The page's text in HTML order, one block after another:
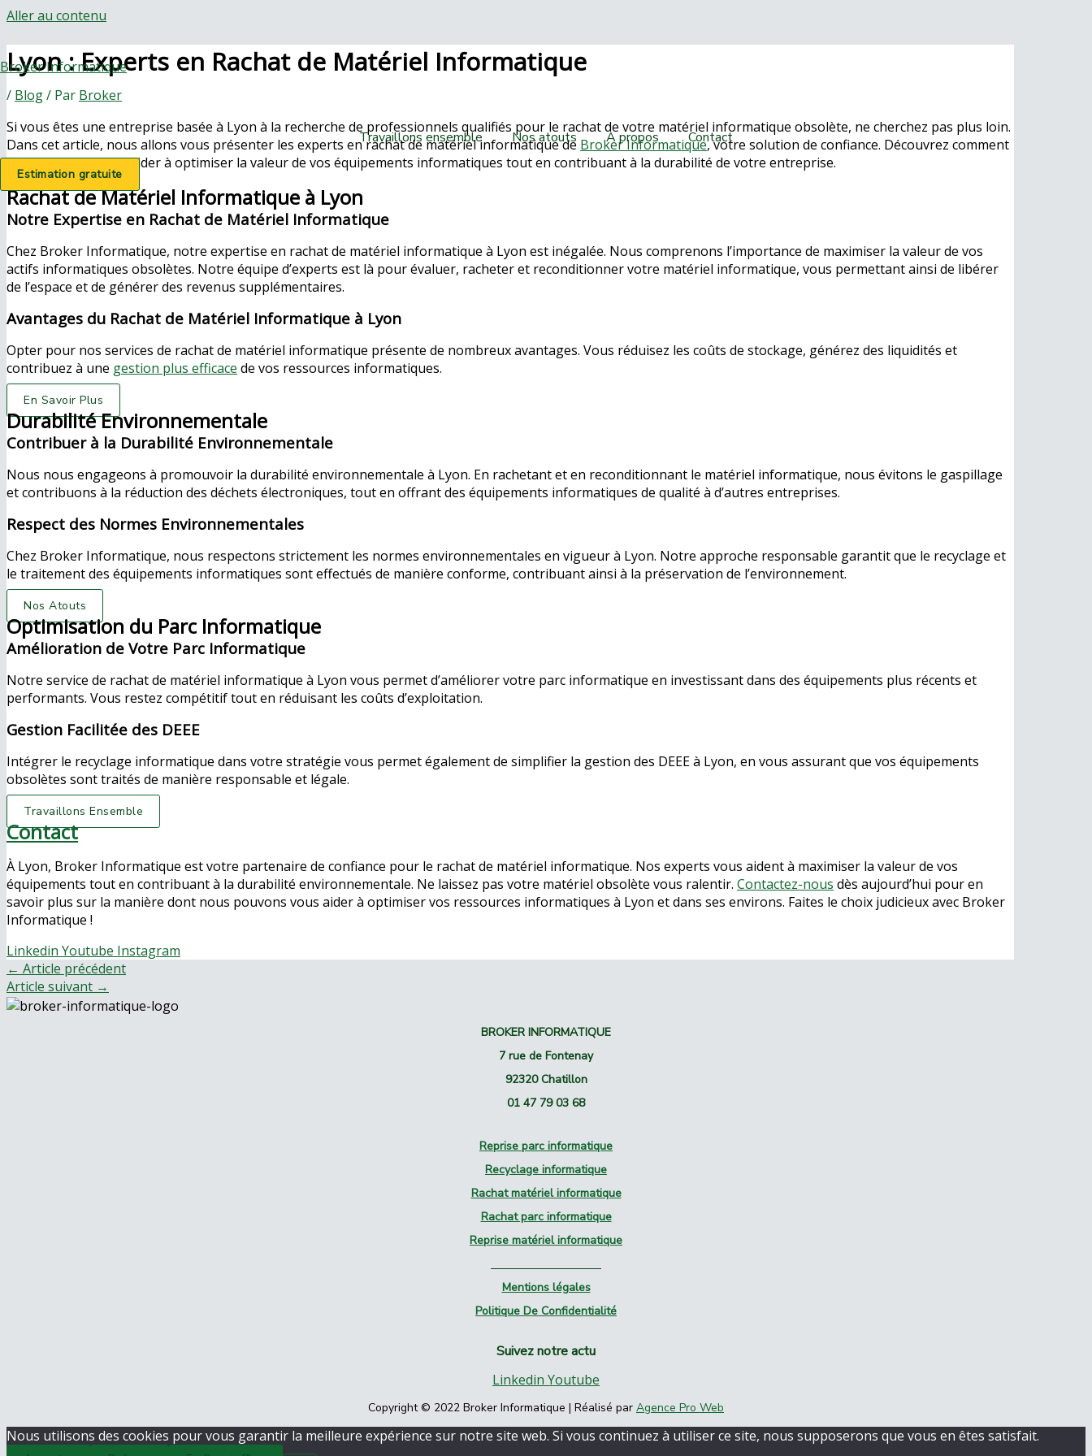
Aller au contenu
Broker Informatique
Travaillons ensemble Nos atouts A propos Contact
Estimation gratuite
Lyon : Experts en Rachat de Matériel Informatique
/ Blog/ Par Broker
Si vous êtes une entreprise basée à Lyon à la recherche de professionnels qualifiés pour le rachat de votre matériel informatique obsolète, ne cherchez pas plus loin.
Dans cet article, nous allons vous présenter les experts en rachat de matériel informatique de Broker Informatique, votre solution de confiance. Découvrez comment
nous pouvons vous aider à optimiser la valeur de vos équipements informatiques tout en contribuant à la durabilité de votre entreprise.
Rachat de Matériel Informatique à Lyon
Notre Expertise en Rachat de Matériel Informatique
Chez Broker Informatique, notre expertise en rachat de matériel informatique à Lyon est inégalée. Nous comprenons l’importance de maximiser la valeur de vos
actifs informatiques obsolètes. Notre équipe d’experts est là pour évaluer, racheter et reconditionner votre matériel informatique, vous permettant ainsi de libérer
de l’espace et de générer des revenus supplémentaires.
Avantages du Rachat de Matériel Informatique à Lyon
Opter pour nos services de rachat de matériel informatique présente de nombreux avantages. Vous réduisez les coûts de stockage, générez des liquidités et
contribuez à une gestion plus efficace de vos ressources informatiques.
En Savoir Plus
Durabilité Environnementale
Contribuer à la Durabilité Environnementale
Nous nous engageons à promouvoir la durabilité environnementale à Lyon. En rachetant et en reconditionnant le matériel informatique, nous évitons le gaspillage
et contribuons à la réduction des déchets électroniques, tout en offrant des équipements informatiques de qualité à d’autres entreprises.
Respect des Normes Environnementales
Chez Broker Informatique, nous respectons strictement les normes environnementales en vigueur à Lyon. Notre approche responsable garantit que le recyclage et
le traitement des équipements informatiques sont effectués de manière conforme, contribuant ainsi à la préservation de l’environnement.
Nos Atouts
Optimisation du Parc Informatique
Amélioration de Votre Parc Informatique
Notre service de rachat de matériel informatique à Lyon vous permet d’améliorer votre parc informatique en investissant dans des équipements plus récents et
performants. Vous restez compétitif tout en réduisant les coûts d’exploitation.
Gestion Facilitée des DEEE
Intégrer le recyclage informatique dans votre stratégie vous permet également de simplifier la gestion des DEEE à Lyon, en vous assurant que vos équipements
obsolètes sont traités de manière responsable et légale.
Travaillons Ensemble
Contact
À Lyon, Broker Informatique est votre partenaire de confiance pour le rachat de matériel informatique. Nos experts vous aident à maximiser la valeur de vos
équipements tout en contribuant à la durabilité environnementale. Ne laissez pas votre matériel obsolète vous ralentir. Contactez-nous dès aujourd’hui pour en
savoir plus sur la manière dont nous pouvons vous aider à optimiser vos ressources informatiques à Lyon et dans ses environs. Faites le choix judicieux avec Broker
Informatique !
Linkedin Youtube Instagram
← Article précédent
Article suivant →
BROKER INFORMATIQUE
7 rue de Fontenay
92320 Chatillon
01 47 79 03 68
Reprise parc informatique
Recyclage informatique
Rachat matériel informatique
Rachat parc informatique
Reprise matériel informatique
Mentions légales
Politique De Confidentialité
Suivez notre actu
Linkedin Youtube
Copyright © 2022 Broker Informatique | Réalisé par Agence Pro Web
Nous utilisons des cookies pour vous garantir la meilleure expérience sur notre site web. Si vous continuez à utiliser ce site, nous supposerons que vous en êtes satisfait.